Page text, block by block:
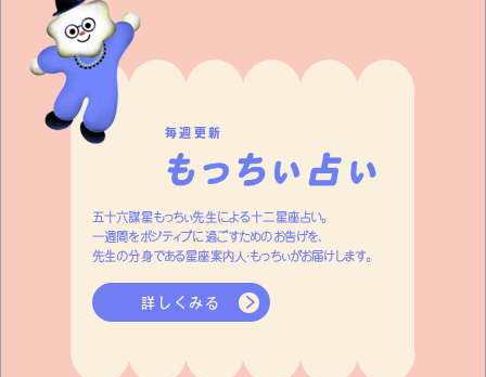
毎週更新
五十六謀星もっちぃ先生による十二星座占い。
一週間をポジティブに過ごすためのお告げを、
先生の分身である星座案内人・もっちぃがお届けします。
詳しくみる